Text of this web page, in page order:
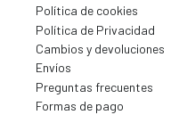
Política de cookies
Política de Privacidad
Cambios y devoluciones
Envíos
Preguntas frecuentes
Formas de pago